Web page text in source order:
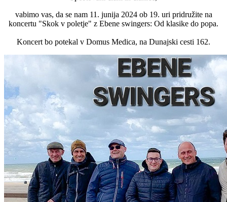
vabimo vas, da se nam 11. junija 2024 ob 19. uri pridružite na
koncertu "Skok v poletje" z Ebene swingers: Od klasike do popa.
Koncert bo potekal v Domus Medica, na Dunajski cesti 162.